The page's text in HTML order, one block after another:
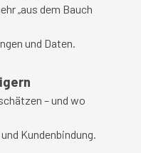
„aus dem Bauch
und Daten.
– und wo
Kundenbindung.